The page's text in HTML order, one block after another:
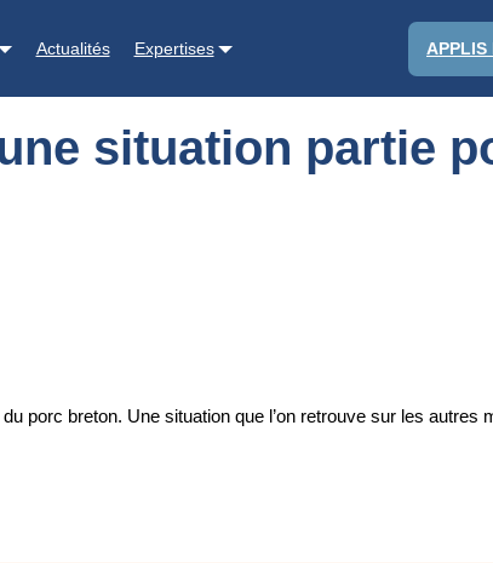
Actualités Expertises APPLIS
situation partie
porc breton. Une situation que l’on retrouve sur les autres